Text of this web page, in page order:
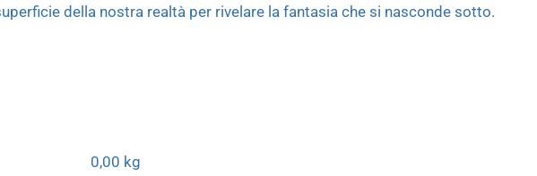
della nostra realtà per rivelare la fantasia che si nasconde sotto.
0,00 kg